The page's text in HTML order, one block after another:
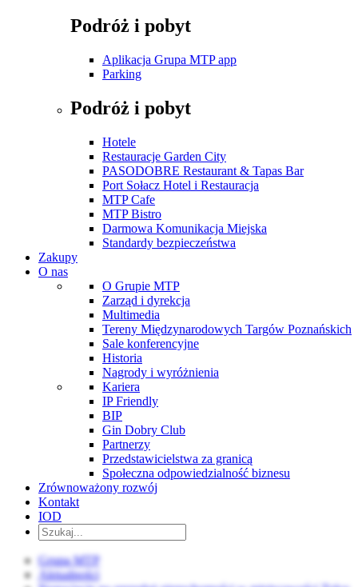
Podróż i pobyt
Aplikacja Grupa MTP app
Parking
Podróż i pobyt
Hotele
Restauracje Garden City
PASODOBRE Restaurant & Tapas Bar
Port Sołacz Hotel i Restauracja
MTP Cafe
MTP Bistro
Darmowa Komunikacja Miejska
Standardy bezpieczeństwa
Zakupy
O nas
O Grupie MTP
Zarząd i dyrekcja
Multimedia
Tereny Międzynarodowych Targów Poznańskich
Sale konferencyjne
Historia
Nagrody i wyróżnienia
Kariera
IP Friendly
BIP
Gin Dobry Club
Partnerzy
Przedstawicielstwa za granicą
Społeczna odpowiedzialność biznesu
Zrównoważony rozwój
Kontakt
IOD
Grupa MTP
Aktualności